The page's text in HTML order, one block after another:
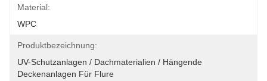
Material:
WPC
Produktbezeichnung:
UV-Schutzanlagen / Dachmaterialien / Hängende
Deckenanlagen Für Flure